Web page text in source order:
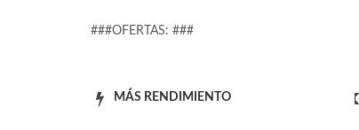
###OFERTAS: ###
MÁS RENDIMIENTO